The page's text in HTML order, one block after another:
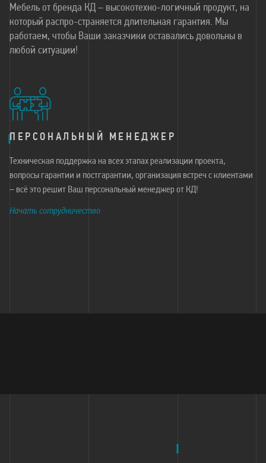
Мебель от бренда КД – высокотехно-логичный продукт, на
который распро-страняется длительная гарантия. Мы
работаем, чтобы Ваши заказчики оставались довольны в
любой ситуации!
ПЕРСОНАЛЬНЫЙ МЕНЕДЖЕР
Техническая поддержка на всех этапах реализации проекта,
вопросы гарантии и постгарантии, организация встреч с клиентами
– всё это решит Ваш персональный менеджер от КД!
Начать сотрудничество